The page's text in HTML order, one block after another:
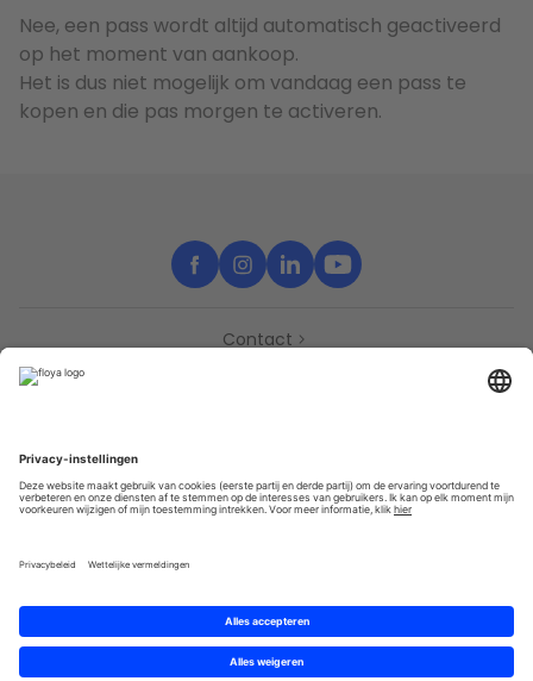
Nee, een pass wordt altijd automatisch geactiveerd
op het moment van aankoop.
Het is dus niet mogelijk om vandaag een pass te
kopen en die pas morgen te activeren.
Contact
Partners
Privacy Algemene gebruik­svoor­waarden
© 2025 Brought to you with